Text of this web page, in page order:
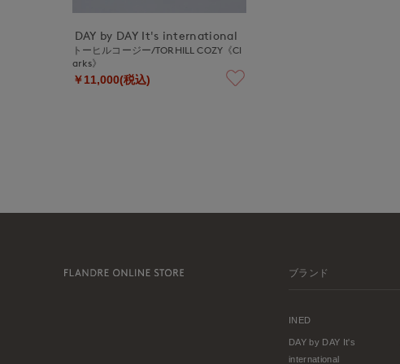
DAY by DAY It's international
トーヒルコージー/TORHILL COZY《Cl
arks》
￥11,000(税込)
ブランド
INED
DAY by DAY It's
international